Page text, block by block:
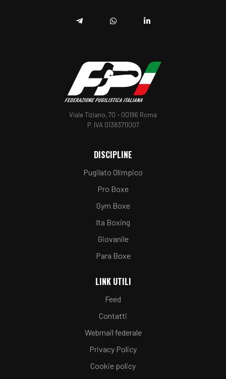
Viale Tiziano, 70 - 00196 Roma
P. IVA 01383711007
DISCIPLINE
Pugilato Olimpico
Pro Boxe
Gym Boxe
Ita Boxing
Giovanile
Para Boxe
LINK UTILI
Feed
Contatti
Webmail federale
Privacy Policy
Cookie policy